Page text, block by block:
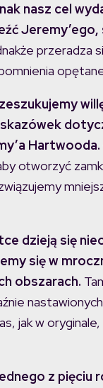
nasz cel
przeradza
Hartwooda.
otworzyć
dzieją się
się w
obszarach.
jak w oryginale,
z pięciu